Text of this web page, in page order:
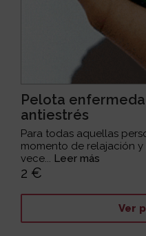
Pelota
antiestrés
Para todas aquellas
momento de relajación
vece... Leer más
2 €
Ver